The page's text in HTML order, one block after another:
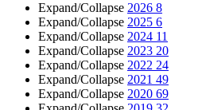
Expand/Collapse 2026 8
Expand/Collapse 2025 6
Expand/Collapse 2024 11
Expand/Collapse 2023 20
Expand/Collapse 2022 24
Expand/Collapse 2021 49
Expand/Collapse 2020 69